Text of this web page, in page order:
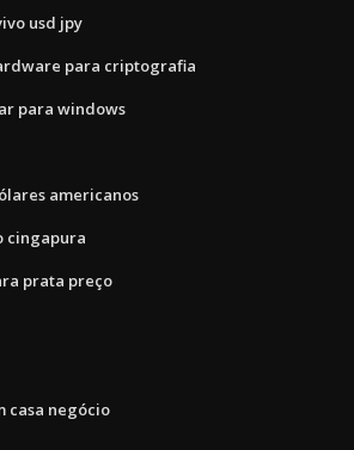
usd jpy
para criptografia
para windows
americanos
cingapura
prata preço
casa negócio